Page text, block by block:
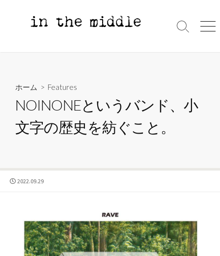
ツ
検
メ
ホーム > Features
NOINONEというバンド、小
文字の歴史を紡ぐこと。
公
2022.09.29